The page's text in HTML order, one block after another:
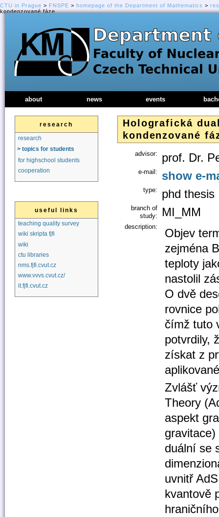
CTU in Prague > FNSPE > homepage of the Department of Mathematics >
kondenzované fáze
Holografická
kondenzované
advisor: prof. Dr.
e-mail: show e-
type: phd thesis
branch of
study:
MI_MM
description:
Objev
zejména
teploty
nastolil
O dvě
rovnice
čímž tuto
potvrdily,
získat z
Zvlášť
Theory
aspekt
gravitace)
duální se
uvnitř
kvantově
about news events
research
research
> topics for students
for highschool students
cooperation
useful links
teaching quality survey
wiki skripta fjfi
wiki
ctu libraries
nms.fjfi.cvut.cz
www.vvvs.cvut.cz/
it.fjfi.cvut.cz